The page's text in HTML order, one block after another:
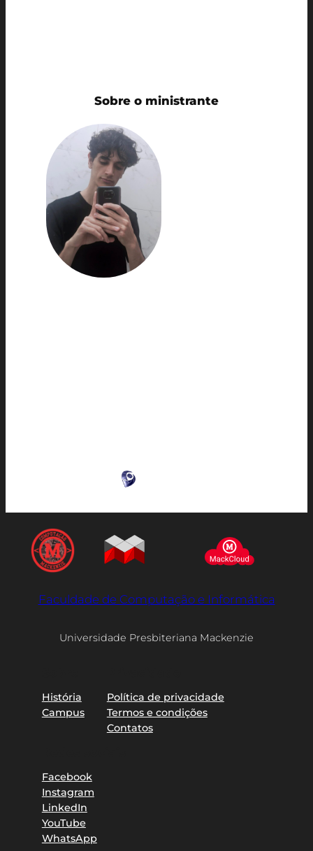
Sobre o ministrante
Faculdade de Computação e Informática
Universidade Presbiteriana Mackenzie
História
Campus
Política de privacidade
Termos e condições
Contatos
Facebook
Instagram
LinkedIn
YouTube
WhatsApp